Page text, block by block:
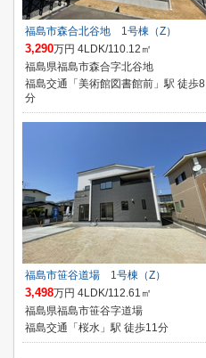
福島市森合北谷地 1号棟（Z）
3,290万円 4LDK/110.12㎡
福島県福島市森合字北谷地
福島交通「美術館図書館前」駅 徒歩8
分
福島市笹谷道場 1号棟（Z）
3,498万円 4LDK/112.61㎡
福島県福島市笹谷字道場
福島交通「桜水」駅 徒歩11分